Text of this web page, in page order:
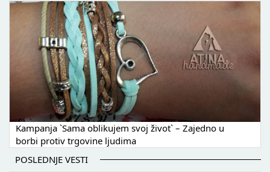
Kampanja `Sama oblikujem svoj život` – Zajedno u
borbi protiv trgovine ljudima
POSLEDNJE VESTI